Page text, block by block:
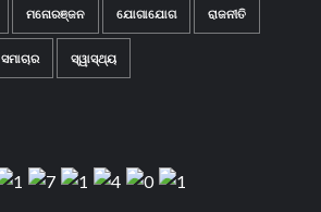
ମନୋରଞ୍ଜନ ଯୋଗାଯୋଗ ରାଜନୀତି
ସମାଚାର ସ୍ୱାସ୍ଥ୍ୟ